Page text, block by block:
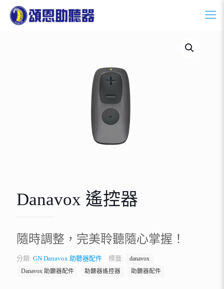
Danavox 遙控器
隨時調整，完美聆聽隨心掌握！
分類: GN Danavox 助聽器配件 標籤:
danavox
Danavox 助聽器配件
助聽器遙控器 助聽器配件